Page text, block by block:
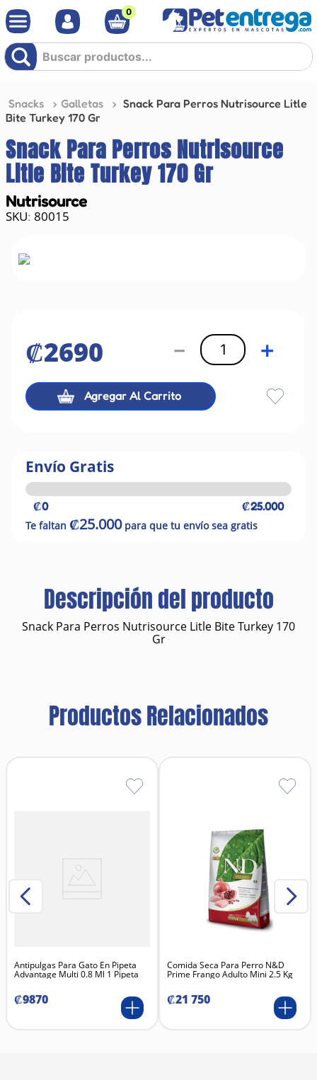
0
Buscar productos...
Snacks Galletas
Snack Para Perros Nutrisource Litle
Bite Turkey 170 Gr
Snack Para Perros Nutrisource
Litle Bite Turkey 170 Gr
Nutrisource
: 80015
₡2690 ＋
－
Agregar Al Carrito
Envío Gratis
₡0 ₡25.000
Te faltan ₡25.000para que tu envío sea gratis
Descripción del producto
Snack Para Perros Nutrisource Litle Bite Turkey 170
Gr
Productos Relacionados
Antipulgas Para Gato En Pipeta
Advantage Multi 0.8 Ml 1 Pipeta
₡9870
Comida Seca Para Perro N&D
Prime Frango Adulto Mini 2.5 Kg
₡21 750